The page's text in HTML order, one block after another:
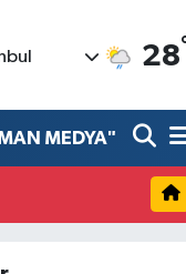
28
MEDYA"